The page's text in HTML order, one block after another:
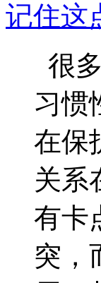
记住这
很
习惯
在保
关系
有卡
突，